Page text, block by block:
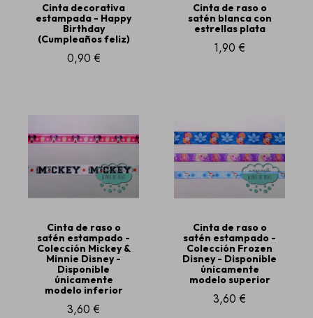
Cinta decorativa
estampada - Happy
Birthday
(Cumpleaños feliz)
0,90 €
Cinta de raso o
satén blanca con
estrellas plata
1,90 €
Cinta de raso o
satén estampado -
Colección Mickey &
Minnie Disney -
Disponible
únicamente
modelo inferior
3,60 €
Cinta de raso o
satén estampado -
Colección Frozen
Disney - Disponible
únicamente
modelo superior
3,60 €